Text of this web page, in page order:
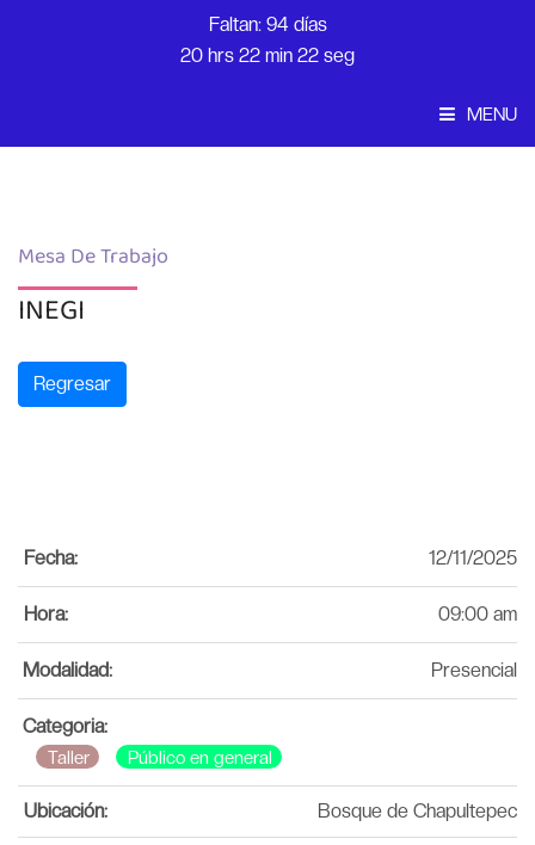
Faltan: 94 días
20 hrs 22 min 22 seg
MENU
Inicio
Mesa De Trabajo
INEGI
Regresar
Fecha: 12/11/2025
Hora: 09:00 am
Modalidad: Presencial
Categoria:
Taller Público en general
Ubicación: Bosque de Chapultepec